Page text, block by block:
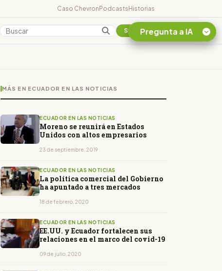
Caso ChevronPodcastsHistorias
Colombia Suscribirse
MÁS EN ECUADOR EN LAS NOTICIAS
ECUADOR EN LAS NOTICIAS
Moreno se reunirá en Estados
Unidos con altos empresarios
23 de septiembre, 2019
ECUADOR EN LAS NOTICIAS
La política comercial del Gobierno
ha apuntado a tres mercados
18 de febrero, 2020
ECUADOR EN LAS NOTICIAS
EE.UU. y Ecuador fortalecen sus
relaciones en el marco del covid-19
09 de julio, 2020
Pregunta a IA
¿En que consiste la